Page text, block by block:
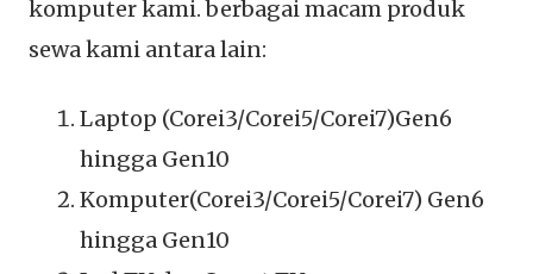
komputer kami. berbagai macam produk
sewa kami antara lain:
Laptop (Corei3/Corei5/Corei7)Gen6
hingga Gen10
Komputer(Corei3/Corei5/Corei7) Gen6
hingga Gen10